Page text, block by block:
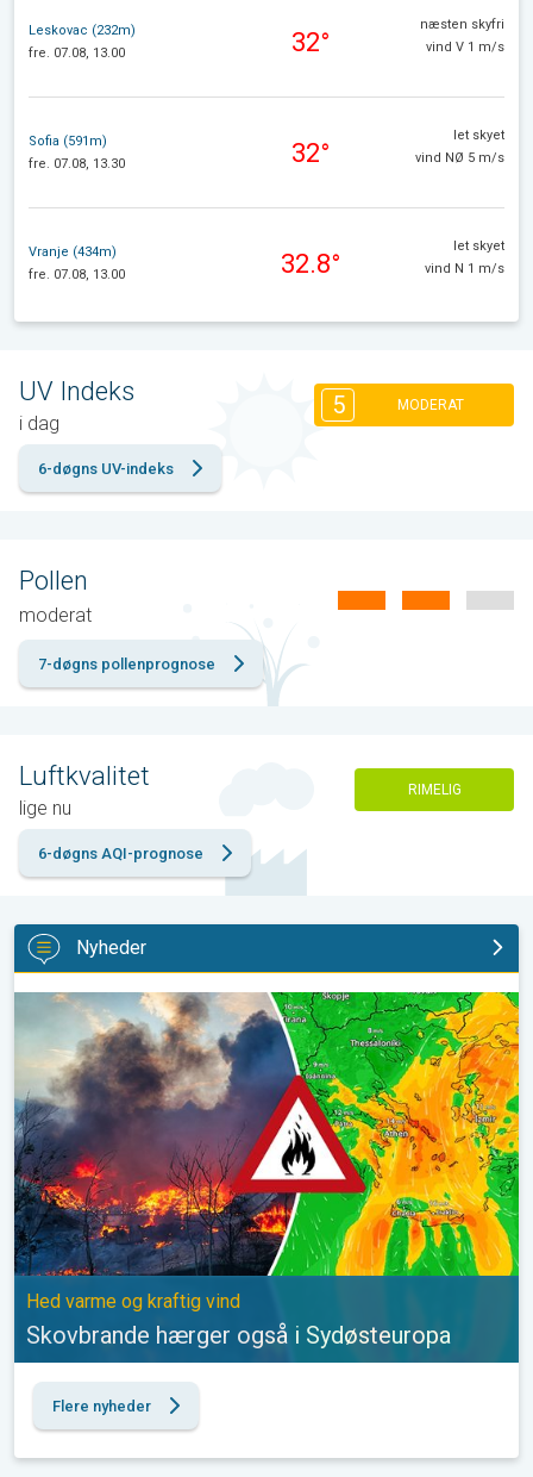
Leskovac (232m)
fre. 07.08, 13.00
32°
næsten skyfri
vind V 1 m/s
Sofia (591m)
fre. 07.08, 13.30
32°
let skyet
vind NØ 5 m/s
Vranje (434m)
fre. 07.08, 13.00
32.8°
let skyet
vind N 1 m/s
UV Indeks
i dag
5 MODERAT
6-døgns UV-indeks
Pollen
moderat
7-døgns pollenprognose
Luftkvalitet
lige nu
RIMELIG
6-døgns AQI-prognose
Nyheder
Skovbrande hærger også i Sydøsteuropa. Hed varme og
Hed varme og kraftig vind
Skovbrande hærger også i Sydøsteuropa
Flere nyheder